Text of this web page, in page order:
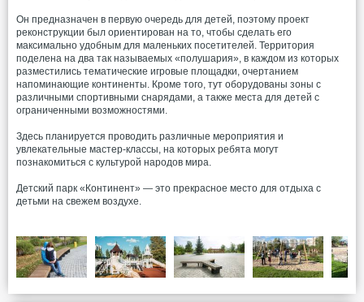
Он предназначен в первую очередь для детей, поэтому проект
реконструкции был ориентирован на то, чтобы сделать его
максимально удобным для маленьких посетителей. Территория
поделена на два так называемых «полушария», в каждом из которых
разместились тематические игровые площадки, очертанием
напоминающие континенты. Кроме того, тут оборудованы зоны с
различными спортивными снарядами, а также места для детей с
ограниченными возможностями.
Здесь планируется проводить различные мероприятия и
увлекательные мастер-классы, на которых ребята могут
познакомиться с культурой народов мира.
Детский парк «Континент» — это прекрасное место для отдыха с
детьми на свежем воздухе.